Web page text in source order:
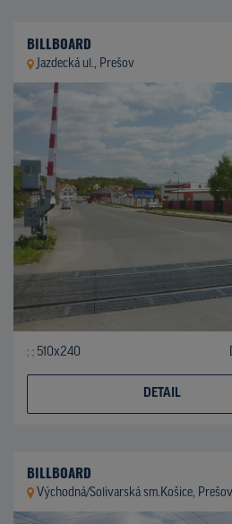
BILLBOARD
Jazdecká ul., Prešov
510x240
DETAIL
BILLBOARD
Východná/Solivarská sm.Košice, Prešov